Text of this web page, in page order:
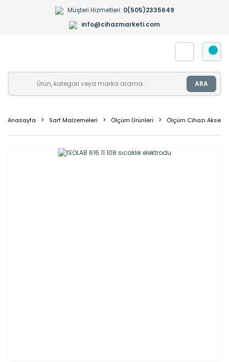
Müşteri Hizmetleri: 0(505)2335649
info@cihazmarketi.com
ARA
Anasayfa Sarf Malzemeleri Ölçüm Ürünleri Ölçüm Cihazı